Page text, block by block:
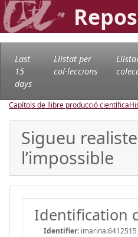
Last
15
days
Llistat per
col·leccions
Capítols de llibre producció científica
Sigueu
l’impossible
Identification
Identifier: imarina:6412515